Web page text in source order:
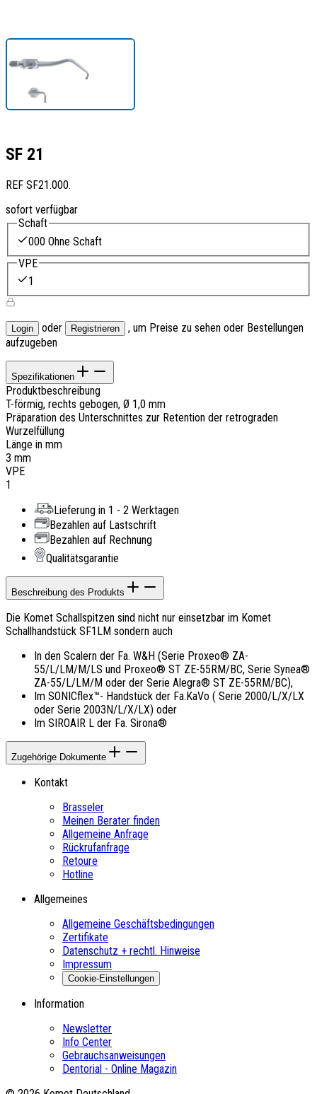
SF 21
REF SF21.000.
sofort verfügbar
Schaft
000 Ohne Schaft
VPE
1
Login oder Registrieren
, um Preise zu sehen oder Bestellungen
aufzugeben
Spezifikationen
Produktbeschreibung
T-förmig, rechts gebogen, Ø 1,0 mm
Präparation des Unterschnittes zur Retention der retrograden
Wurzelfüllung
Länge in mm
3 mm
VPE
1
Lieferung in 1 - 2 Werktagen
Bezahlen auf Lastschrift
Bezahlen auf Rechnung
Qualitätsgarantie
Beschreibung des Produkts
Die Komet Schallspitzen sind nicht nur einsetzbar im Komet
Schallhandstück SF1LM sondern auch
In den Scalern der Fa. W&H (Serie Proxeo® ZA-
55/L/LM/M/LS und Proxeo® ST ZE-55RM/BC, Serie Synea®
ZA-55/L/LM/M oder der Serie Alegra® ST ZE-55RM/BC),
Im SONICflex™- Handstück der Fa.KaVo ( Serie 2000/L/X/LX
oder Serie 2003N/L/X/LX) oder
Im SIROAIR L der Fa. Sirona®
Zugehörige Dokumente
Kontakt
Brasseler
Meinen Berater finden
Allgemeine Anfrage
Rückrufanfrage
Retoure
Hotline
Allgemeines
Allgemeine Geschäftsbedingungen
Zertifikate
Datenschutz + rechtl. Hinweise
Impressum
Cookie-Einstellungen
Information
Newsletter
Info Center
Gebrauchsanweisungen
Dentorial - Online Magazin